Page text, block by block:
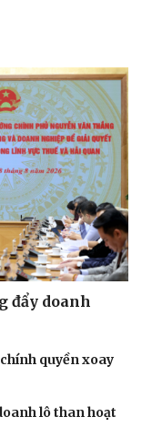
đẩy doanh
quyền xoay
lô than hoạt